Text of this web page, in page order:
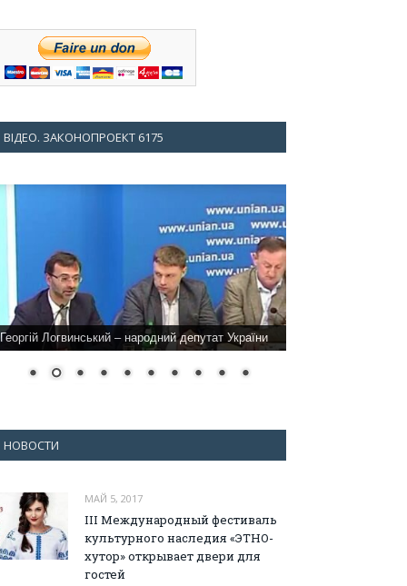
ВІДЕО. ЗАКОНОПРОЕКТ 6175
Георгій Логвинський – народний депутат України
НОВОСТИ
МАЙ 5, 2017
III Международный фестиваль
культурного наследия «ЭТНО-
хутор» открывает двери для
гостей